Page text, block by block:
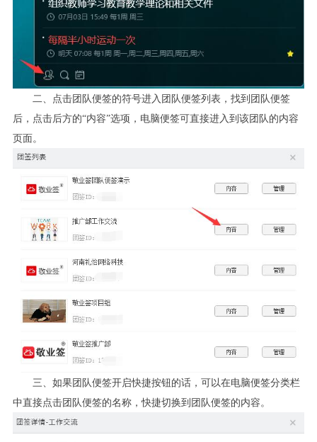
二、点击团队便签的符号进入团队便签列表，找到团队便签
后，点击后方的“内容”选项，电脑便签可直接进入到该团队的内容
页面。
三、如果团队便签开启快捷按钮的话，可以在电脑便签分类栏
中直接点击团队便签的名称，快捷切换到团队便签的内容。